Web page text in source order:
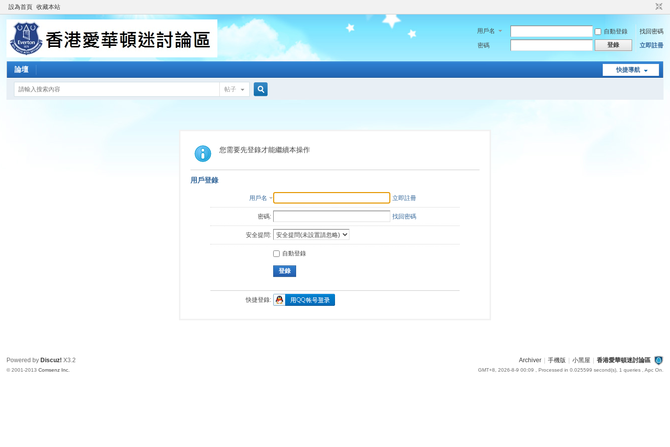
設為首頁 收藏本站
用戶名 自動登錄
找回密碼
密碼
登錄 立即註冊
快捷導航
論壇
帖子
索
您需要先登錄才能繼續本操作
用戶登錄
用戶名 立即註冊
密碼: 找回密碼
安全提問:
自動登錄
登錄
快捷登錄:
Archiver 手機版 小黑屋 香港愛華頓迷討論區
GMT+8, 2026-8-9 00:09 , Processed in 0.025599 second(s), 1 queries , Apc On.
Powered by Discuz! X3.2
© 2001-2013Comsenz Inc.